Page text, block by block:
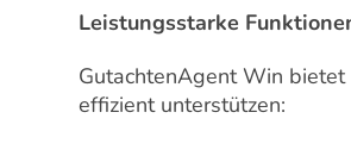
Leistungsstarke
GutachtenAgent Win
effizient unterstützen: